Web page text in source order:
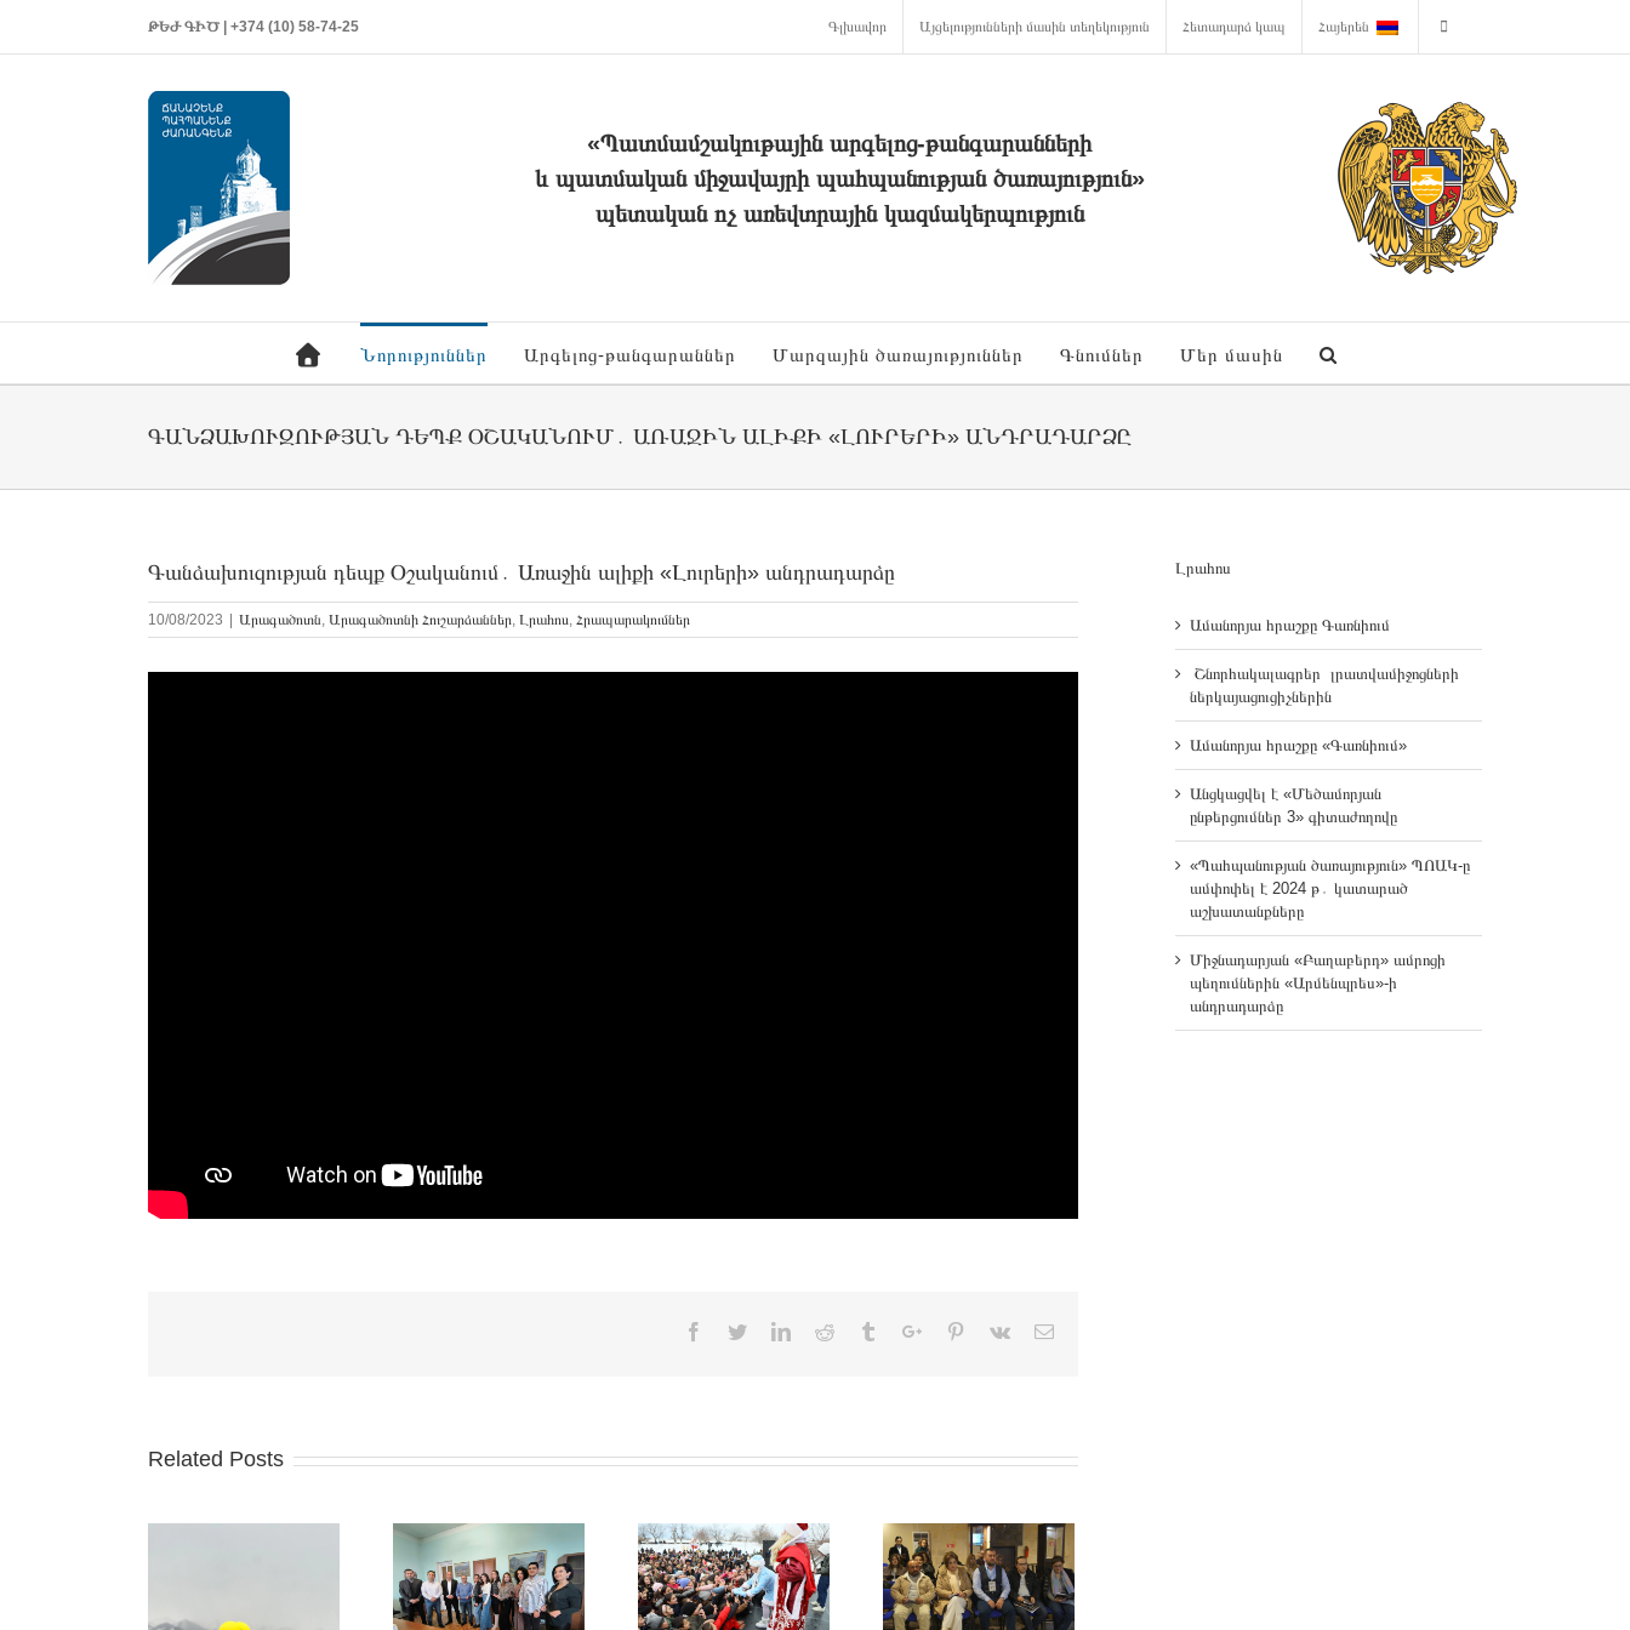
ԹԵԺ ԳԻԾ | +374 (10) 58-74-25 Գլխավոր Այցելությունների մասին տեղեկություն Հետադարձ կապ Հայերեն
«Պատմամշակութային արգելոց-թանգարանների
և պատմական միջավայրի պահպանության ծառայություն»
պետական ոչ առեվտրային կազմակերպություն
Նորություններ Արգելոց-թանգարաններ Մարզային ծառայություններ Գնումներ Մեր մասին
ԳԱՆՁԱԽՈՒԶՈՒԹՅԱՆ ԴԵՊՔ ՕՇԱԿԱՆՈՒՄ․ ԱՌԱՋԻՆ ԱԼԻՔԻ «ԼՈՒՐԵՐԻ» ԱՆԴՐԱԴԱՐՁԸ
Գանձախուզության դեպք Օշականում․ Առաջին ալիքի «Լուրերի» անդրադարձը
10/08/2023 Արագածոտն, Արագածոտնի Հուշարձաններ, Լրահոս, Հրապարակումներ
Facebook
TwitterLinkedinReddit TumblrGoogle+Pinterest
Vk Email
Related Posts
Լրահոս
Ամանորյա հրաշքը Գառնիում
Շնորհակալագրեր լրատվամիջոցների
ներկայացուցիչներին
Ամանորյա հրաշքը «Գառնիում»
Անցկացվել է «Մեծամորյան
ընթերցումներ 3» գիտաժողովը
«Պահպանության ծառայություն» ՊՈԱԿ-ը
ամփոփել է 2024 թ․ կատարած
աշխատանքները
Միջնադարյան «Բաղաբերդ» ամրոցի
պեղումներին «Արմենպրես»-ի
անդրադարձը